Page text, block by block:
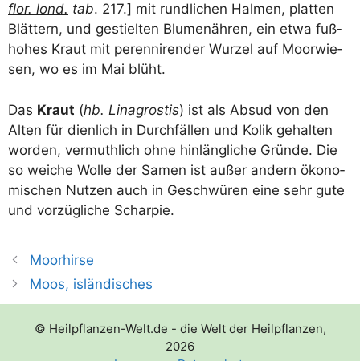
flor. lond. tab. 217.] mit rund­li­chen Hal­men, plat­ten
Blät­tern, und gestiel­ten Blu­men­äh­ren, ein etwa fuß­
ho­hes Kraut mit peren­ni­ren­der Wur­zel auf Moor­wie­
sen, wo es im Mai blüht.
Das Kraut (hb. Lina­gros­tis) ist als Absud von den
Alten für dien­lich in Durch­fäl­len und Kolik gehal­ten
wor­den, ver­muth­lich ohne hin­läng­li­che Grün­de. Die
so wei­che Wol­le der Samen ist außer andern öko­no­
mi­schen Nut­zen auch in Geschwü­ren eine sehr gute
und vor­züg­li­che Scharpie.
Moorhirse
Moos, isländisches
© Heilpflanzen-Welt.de - die Welt der Heilpflanzen,
2026